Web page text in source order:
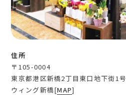
住所
〒105-0004
東京都港区新橋2丁目東口地下街1号
ウィング新橋[MAP]